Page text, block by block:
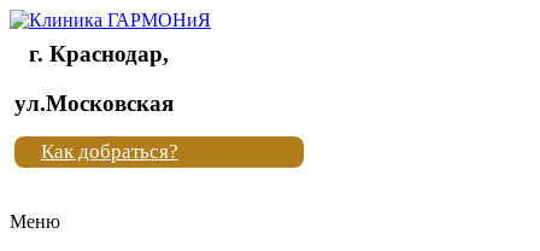
Клиника
"Новая
жизнь"
Клиника
г. Краснодар,
ул.Московская
Как добраться?
Меню